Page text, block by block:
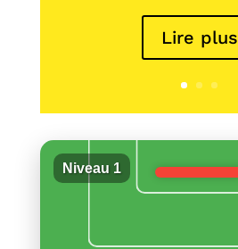
Lire plus
Niveau 1